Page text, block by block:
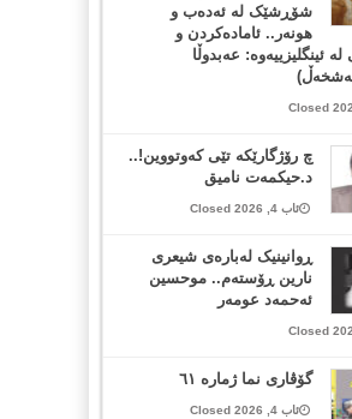
شۆڕشێک لە ئەدەب و
هونەر.. ئامادەکردن و
ئینگلیزییەوە: عەبدوڵا
چ رۆژگارێکە تێی کەوتووین!..
د.حیکمەت نامیق
ئاب 4, 2026 Closed
ڕوانینیک لەبارەى شیعرى
نارین ڕۆستەم.. موحسین
ئەحمەد عومەر
گۆڤاری نما ژمارە ٦١
ئاب 4, 2026 Closed